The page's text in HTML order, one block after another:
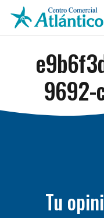
9692-
Tu